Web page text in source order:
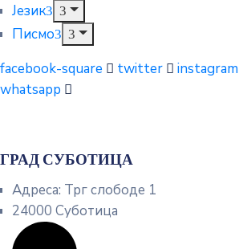
Језик
Писмо
facebook-square
twitter instagram
whatsapp
ГРАД СУБОТИЦА
Адреса: Трг слободе 1
24000 Суботица